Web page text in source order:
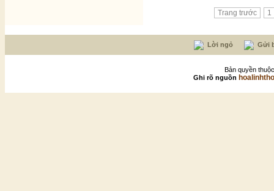
Trang trước 1
Lời ngỏ Gửi
Bản quyền
Ghi rõ nguồn